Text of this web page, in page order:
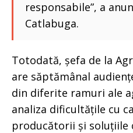
responsabile”, a
Catlabuga.
Totodată, șefa de la
are săptămânal
din diferite ramuri ale
analiza dificultățile cu
producătorii și soluțiile